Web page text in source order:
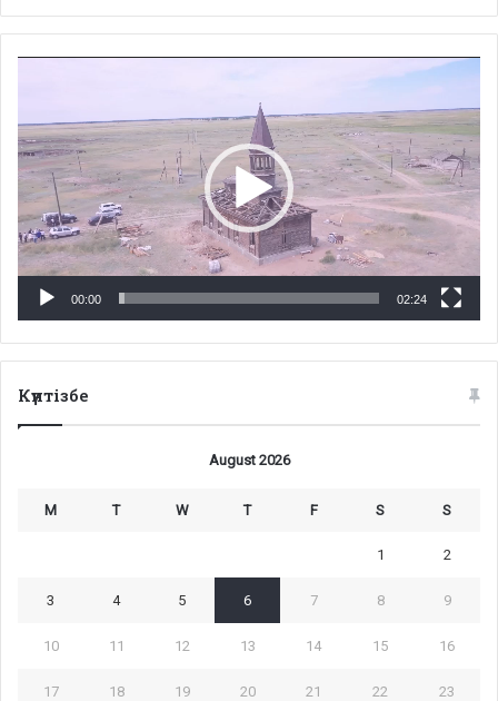
00:00 02:24
Күнтізбе
August 2026
M T W T F S S
1 2
3 4 5 6 7 8 9
10 11 12 13 14 15 16
17 18 19 20 21 22 23